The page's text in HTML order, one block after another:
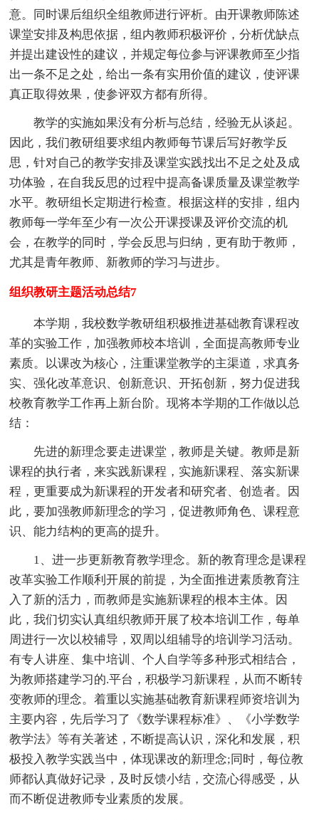
意。同时课后组织全组教师进行评析。由开课教师陈述
课堂安排及构思依据，组内教师积极评价，分析优缺点
并提出建设性的建议，并规定每位参与评课教师至少指
出一条不足之处，给出一条有实用价值的建议，使评课
真正取得效果，使参评双方都有所得。
教学的实施如果没有分析与总结，经验无从谈起。
因此，我们教研组要求组内教师每节课后写好教学反
思，针对自己的教学安排及课堂实践找出不足之处及成
功体验，在自我反思的过程中提高备课质量及课堂教学
水平。教研组长定期进行检查。根据这样的安排，组内
教师每一学年至少有一次公开课授课及评价交流的机
会，在教学的同时，学会反思与归纳，更有助于教师，
尤其是青年教师、新教师的学习与进步。
组织教研主题活动总结7
本学期，我校数学教研组积极推进基础教育课程改
革的实验工作，加强教师校本培训，全面提高教师专业
素质。以课改为核心，注重课堂教学的主渠道，求真务
实、强化改革意识、创新意识、开拓创新，努力促进我
校教育教学工作再上新台阶。现将本学期的工作做以总
结：
先进的新理念要走进课堂，教师是关键。教师是新
课程的执行者，来实践新课程，实施新课程、落实新课
程，更重要成为新课程的开发者和研究者、创造者。因
此，要加强教师新理念的学习，促进教师角色、课程意
识、能力结构的更高的提升。
1、进一步更新教育教学理念。新的教育理念是课程
改革实验工作顺利开展的前提，为全面推进素质教育注
入了新的活力，而教师是实施新课程的根本主体。因
此，我们切实认真组织教师开展了校本培训工作，每单
周进行一次以校辅导，双周以组辅导的培训学习活动。
有专人讲座、集中培训、个人自学等多种形式相结合，
为教师搭建学习的.平台，积极学习新课程，从而不断转
变教师的理念。着重以实施基础教育新课程师资培训为
主要内容，先后学习了《数学课程标准》、《小学数学
教学法》等有关著述，不断提高认识，深化和发展，积
极投入教学实践当中，体现课改的新理念;同时，每位教
师都认真做好记录，及时反馈小结，交流心得感受，从
而不断促进教师专业素质的发展。